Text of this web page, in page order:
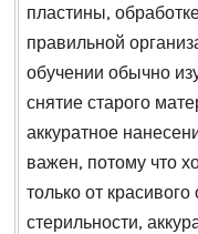
пластины,
правильной
обучении обычно
снятие старого
аккуратное
важен, потому что
только от красивого
стерильности,